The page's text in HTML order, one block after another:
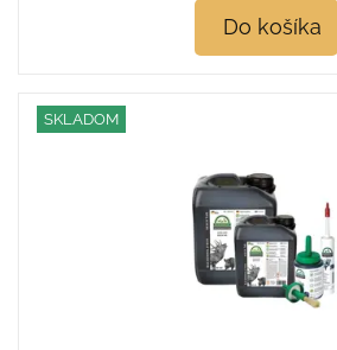
Do košíka
SKLADOM